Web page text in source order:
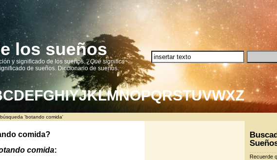
los sueños
y significado de los sueños.¿Qué significa
de sueños. Diccionario de sueños.
CDEFGHIYJKLMNOPQRSTUVWXZ
'botando comida'
comida?
comida:
Recuerde